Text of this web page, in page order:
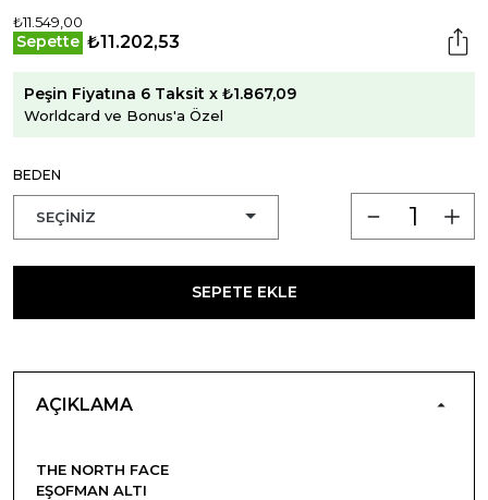
₺11.549,00
Sepette ₺11.202,53
Peşin Fiyatına 6 Taksit x ₺1.867,09
Worldcard ve Bonus'a Özel
BEDEN
SEPETE EKLE
AÇIKLAMA
THE NORTH FACE
EŞOFMAN ALTI